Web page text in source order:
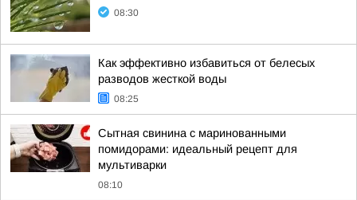
08:30
Как эффективно избавиться от белесых
разводов жесткой воды
08:25
Сытная свинина с маринованными
помидорами: идеальный рецепт для
мультиварки
08:10